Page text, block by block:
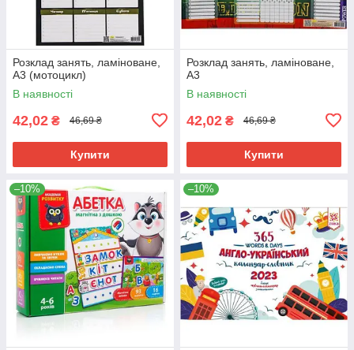
Розклад занять, ламіноване,
А3 (мотоцикл)
В наявності
42,02 ₴ 46,69 ₴
Купити
Розклад занять, ламіноване,
А3
В наявності
42,02 ₴ 46,69 ₴
Купити
–10% –10%